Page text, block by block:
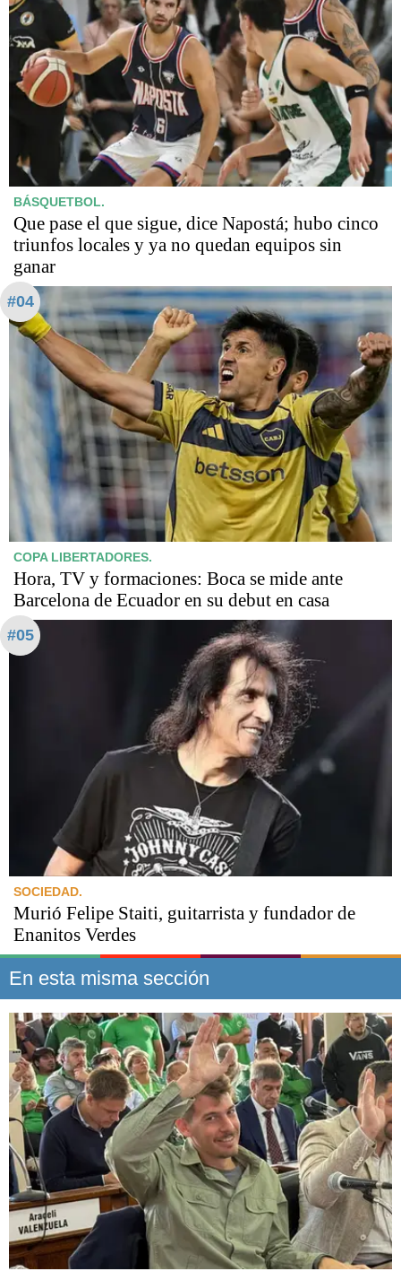
BÁSQUETBOL.
Que pase el que sigue, dice Napostá; hubo cinco
triunfos locales y ya no quedan equipos sin
ganar
#04
COPA LIBERTADORES.
Hora, TV y formaciones: Boca se mide ante
Barcelona de Ecuador en su debut en casa
#05
SOCIEDAD.
Murió Felipe Staiti, guitarrista y fundador de
Enanitos Verdes
En esta misma sección